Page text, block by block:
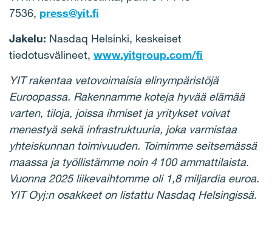
7536, press@yit.fi
Jakelu: Nasdaq Helsinki, keskeiset
tiedotusvälineet, www.yitgroup.com/fi
YIT rakentaa vetovoimaisia elinympäristöjä
Euroopassa. Rakennamme koteja hyvää elämää
varten, tiloja, joissa ihmiset ja yritykset voivat
menestyä sekä infrastruktuuria, joka varmistaa
yhteiskunnan toimivuuden. Toimimme seitsemässä
maassa ja työllistämme noin 4 100 ammattilaista.
Vuonna 2025 liikevaihtomme oli 1,8 miljardia euroa.
YIT Oyj:n osakkeet on listattu Nasdaq Helsingissä.